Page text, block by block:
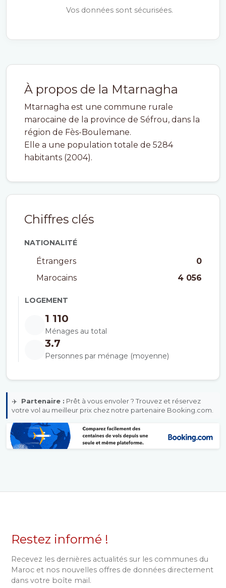
À propos de la Mtarnagha
Mtarnagha est une commune rurale
marocaine de la province de Séfrou, dans la
région de Fès-Boulemane.
Elle a une population totale de 5284
habitants (2004).
Chiffres clés
NATIONALITÉ
Étrangers
0
Marocains
4 056
LOGEMENT
1 110
Ménages au total
3.7
Personnes par ménage (moyenne)
✈️ Partenaire : Prêt à vous envoler ? Trouvez et réservez
votre vol au meilleur prix chez notre partenaire Booking.com.
Vos données sont sécurisées.
Restez informé !
Recevez les dernières actualités sur les communes du
Maroc et nos nouvelles offres de données directement
dans votre boîte mail.